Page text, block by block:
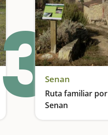
Senan
Ruta familiar
Senan